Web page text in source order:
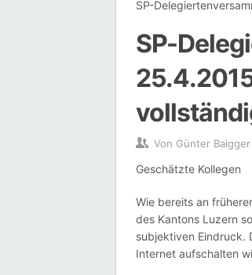
SP-
SP-
Von Günter Baigger
Geschätzte Kollegen
Wie bereits an
des Kantons Luzern
subjektiven Eindruck.
Internet aufschalten